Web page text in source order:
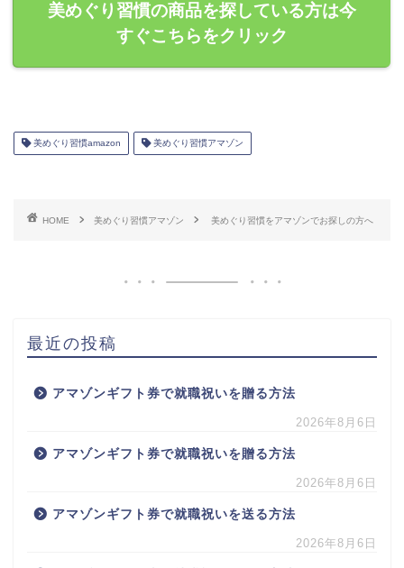
美めぐり習慣の商品を探している方は今
すぐこちらをクリック
美めぐり習慣amazon 美めぐり習慣アマゾン
HOME 美めぐり習慣アマゾン 美めぐり習慣をアマゾンでお探しの方へ
最近の投稿
アマゾンギフト券で就職祝いを贈る方法
2026年8月6日
アマゾンギフト券で就職祝いを贈る方法
2026年8月6日
アマゾンギフト券で就職祝いを送る方法
2026年8月6日